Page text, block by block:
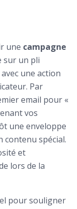
une campagne
sur un pli
une action
Par
email pour «
vos
une enveloppe
spécial.
et
lors de la
pour souligner